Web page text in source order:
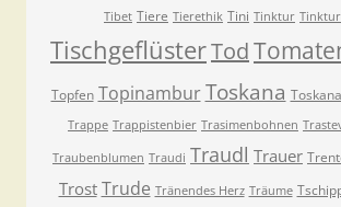
Tibet Tiere Tierethik Tini Tinktur
TischgeflüsterTod
Topfen Topinambur Toskana
Trappe Trappistenbier Trasimenbohnen
Traubenblumen Traudi Traudl Trauer
Trost Trude Tränendes Herz Träume